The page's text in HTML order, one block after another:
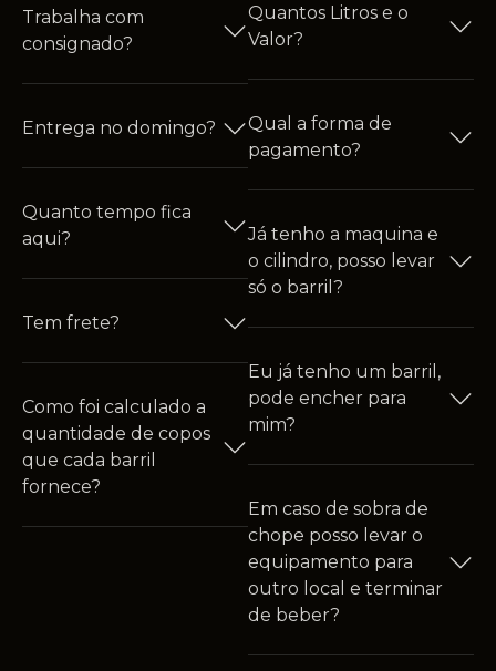
Trabalha com
consignado?
Entrega no domingo?
Quanto tempo fica
aqui?
Tem frete?
Como foi calculado a
quantidade de copos
que cada barril
fornece?
Quantos Litros e o
Valor?
Qual a forma de
pagamento?
Já tenho a maquina e
o cilindro, posso levar
só o barril?
Eu já tenho um barril,
pode encher para
mim?
Em caso de sobra de
chope posso levar o
equipamento para
outro local e terminar
de beber?